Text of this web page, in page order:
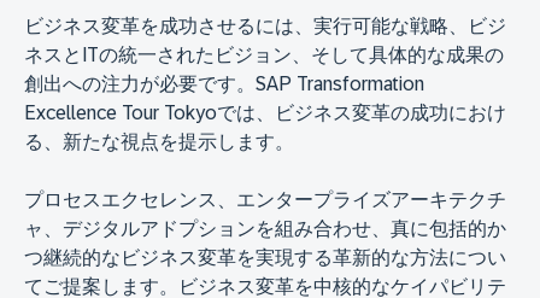
ビジネス変革を成功させるには、実行可能な戦略、ビジ
ネスとITの統一されたビジョン、そして具体的な成果の
創出への注力が必要です。SAP Transformation
Excellence Tour Tokyoでは、ビジネス変革の成功におけ
る、新たな視点を提示します。
プロセスエクセレンス、エンタープライズアーキテクチ
ャ、デジタルアドプションを組み合わせ、真に包括的か
つ継続的なビジネス変革を実現する革新的な方法につい
てご提案します。ビジネス変革を中核的なケイパビリテ